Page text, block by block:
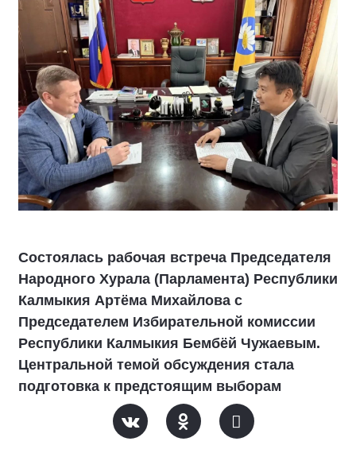
Состоялась рабочая встреча Председателя
Народного Хурала (Парламента) Республики
Калмыкия Артёма Михайлова с
Председателем Избирательной комиссии
Республики Калмыкия Бембёй Чужаевым.
Центральной темой обсуждения стала
подготовка к предстоящим выборам